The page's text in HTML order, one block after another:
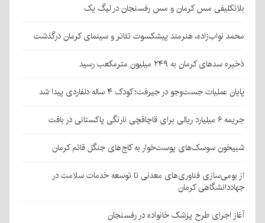
بلاتکلیفی مس کرمان و مس رفسنجان در لیگ یک
محمد نواب‌زاده، هنرمند پیشکسوت تئاتر و سینمای کرمان درگذشت
ذخیره سدهای کرمان به ۲۴۹ میلیون مترمکعب رسید
پایان عملیات جست‌وجو در جیرفت؛ کودک ۴ ساله دلفاردی پیدا شد
جریمه ۶ میلیارد ریالی برای قاچاقچی نارنگی پاکستانی در بافت
شبیخون سوسک‌های پوست‌خوار به کاج‌های جنگل قائم کرمان
از بومی‌سازی فناوری‌های معدنی تا توسعه خدمات سلامت در
جهاددانشگاهی کرمان
آغاز اجرای طرح پزشک خانواده در رفسنجان